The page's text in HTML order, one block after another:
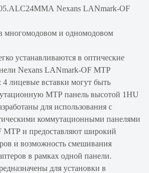
Nexans LANmark-OF
многомодовом и одномодовом
устанавливаются в оптические
Nexans LANmark-OF MTP
4 лицевые вставки могут быть
MTP панель высотой 1HU
для использования с
коммутационными панелями
MTP и предоставляют широкий
и возможность смешивания
в рамках одной панели.
для установки в